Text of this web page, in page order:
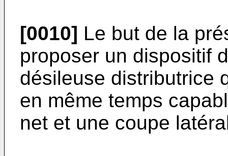
[0010] Le but de la
proposer un dispositif
désileuse distributrice
en même temps
net et une coupe